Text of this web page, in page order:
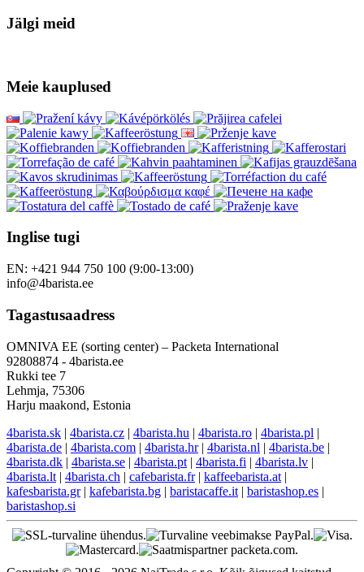
Jälgi meid
Meie kauplused
Inglise tugi
EN: +421 944 750 100 (9:00-13:00)
info@4barista.ee
Tagastusaadress
OMNIVA EE (sorting center) – Packeta International
92808874 - 4barista.ee
Rukki tee 7
Lehmja, 75306
Harju maakond, Estonia
4barista.sk | 4barista.cz | 4barista.hu | 4barista.ro | 4barista.pl |
4barista.de | 4barista.com | 4barista.hr| 4barista.nl | 4barista.be |
4barista.dk | 4barista.se | 4barista.pt | 4barista.fi | 4barista.lv |
4barista.lt | 4barista.ch | cafebarista.fr| kaffeebarista.at |
kafesbarista.gr| kafebarista.bg | baristacaffe.it | baristashop.es |
baristashop.si